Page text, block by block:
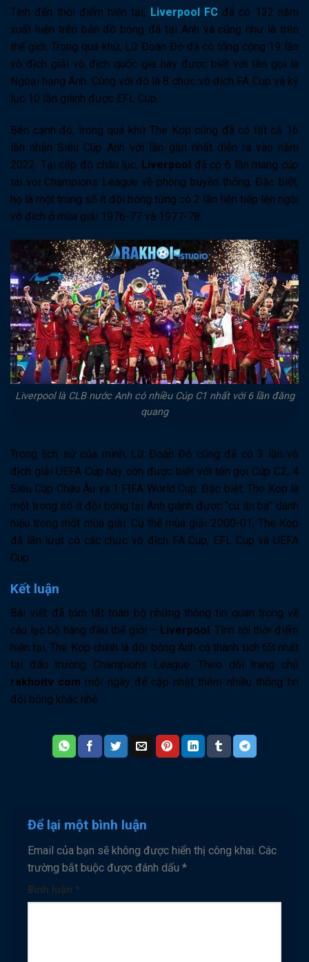
Tính đến thời điểm hiện tại, Liverpool FCđã có 132 năm
xuất hiện trên bản đồ bóng đá tại Anh và cũng như là trên
thế giới. Trong quá khứ, Lữ Đoàn Đỏ đã có tổng cộng 19 lần
vô địch giải vô địch quốc gia hay được biết với tên gọi là
Ngoại hạng Anh. Cùng với đó là 8 chức vô địch FA Cup và kỷ
lục 10 lần giành được EFL Cup.
Bên cạnh đó, trong quá khứ The Kop cũng đã có tất cả 16
lần nhận Siêu Cúp Anh với lần gần nhất diễn ra vào năm
2022. Tại cấp độ châu lục, Liverpool đã có 6 lần mang cúp
tai voi Champions League về phòng truyền thống. Đặc biệt,
họ là một trong số ít đội bóng từng có 2 lần liên tiếp lên ngôi
vô địch ở mùa giải 1976-77 và 1977-78.
Liverpool là CLB nước Anh có nhiều Cúp C1 nhất với 6 lần đăng
quang
Trong lịch sử của mình, Lữ Đoàn Đỏ cũng đã có 3 lần vô
địch giải UEFA Cup hay còn được biết với tên gọi Cúp C2, 4
Siêu Cúp Châu Âu và 1 FIFA World Cup. Đặc biệt, The Kop là
một trong số ít đội bóng tại Anh giành được “cú ăn ba” danh
hiệu trong một mùa giải. Cụ thể mùa giải 2000-01, The Kop
đã lần lượt có các chức vô địch FA Cup, EFL Cup và UEFA
Cup.
Kết luận
Bài viết đã tóm tắt toàn bộ những thông tin quan trọng về
câu lạc bộ hàng đầu thế giới – Liverpool . Tính tới thời điểm
hiện tại, The Kop chính là đội bóng Anh có thành tích tốt nhất
tại đấu trường Champions League. Theo dõi trang chủ
rakhoitv com mỗi ngày để cập nhật thêm nhiều thông tin
đội bóng khác nhé.
Để lại một bình luận
Email của bạn sẽ không được hiển thị công khai. Các
trường bắt buộc được đánh dấu *
Bình luận *